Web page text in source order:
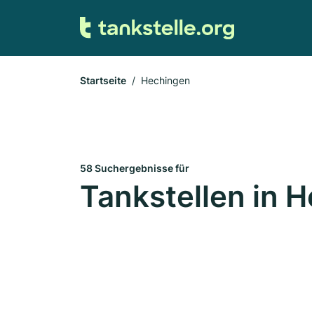
Startseite Hechingen
58 Suchergebnisse für
Tankstellen in